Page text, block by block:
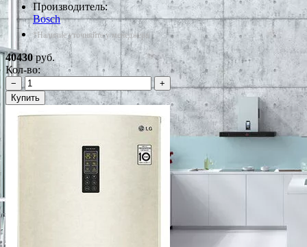
Производитель:
Bosch
*Наличие уточняйте у менеджера
40430руб.
Кол-во:
−
+
Купить